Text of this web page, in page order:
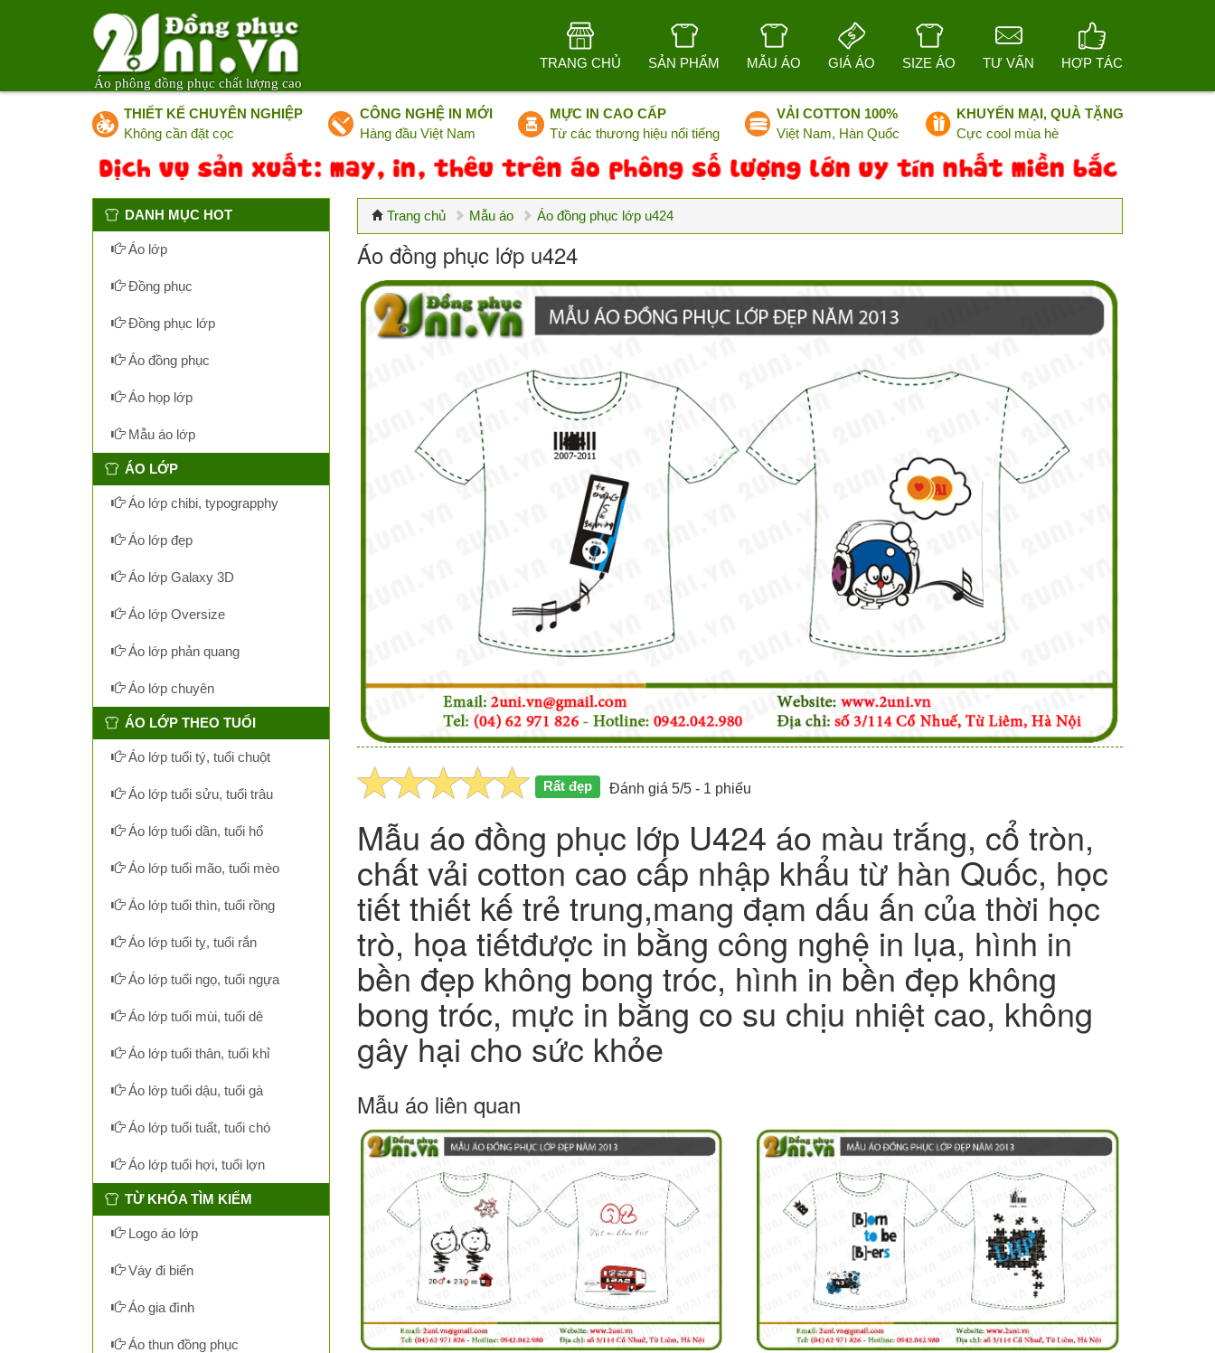
Áo phông đồng phục chất lượng cao
TRANG CHỦ SẢN PHẨM MẪU ÁO GIÁ ÁO SIZE ÁO TƯ VẤN HỢP TÁC
THIẾT KẾ CHUYÊN NGHIỆP
Không cần đặt cọc
CÔNG NGHỆ IN MỚI
Hàng đầu Việt Nam
MỰC IN CAO CẤP
Từ các thương hiệu nổi tiếng
VẢI COTTON 100%
Việt Nam, Hàn Quốc
KHUYẾN MẠI, QUÀ TẶNG
Cực cool mùa hè
Trang chủ Mẫu áo Áo đồng phục lớp u424
Áo đồng phục lớp u424
Rất đẹp Đánh giá 5/5 - 1 phiếu
Mẫu áo đồng phục lớp U424 áo màu trắng, cổ tròn,
chất vải cotton cao cấp nhập khẩu từ hàn Quốc, học
tiết thiết kế trẻ trung,mang đạm dấu ấn của thời học
trò, họa tiếtđược in bằng công nghệ in lụa, hình in
bền đẹp không bong tróc, hình in bền đẹp không
bong tróc, mực in bằng co su chịu nhiệt cao, không
gây hại cho sức khỏe
Mẫu áo liên quan
DANH MỤC HOT
Áo lớp
Đồng phục
Đồng phục lớp
Áo đồng phục
Áo họp lớp
Mẫu áo lớp
ÁO LỚP
Áo lớp chibi, typograpphy
Áo lớp đẹp
Áo lớp Galaxy 3D
Áo lớp Oversize
Áo lớp phản quang
Áo lớp chuyên
ÁO LỚP THEO TUỔI
Áo lớp tuổi tý, tuổi chuột
Áo lớp tuổi sửu, tuổi trâu
Áo lớp tuổi dần, tuổi hổ
Áo lớp tuổi mão, tuổi mèo
Áo lớp tuổi thìn, tuổi rồng
Áo lớp tuổi tỵ, tuổi rắn
Áo lớp tuổi ngọ, tuổi ngựa
Áo lớp tuổi mùi, tuổi dê
Áo lớp tuổi thân, tuổi khỉ
Áo lớp tuổi dậu, tuổi gà
Áo lớp tuổi tuất, tuổi chó
Áo lớp tuổi hợi, tuổi lợn
TỪ KHÓA TÌM KIẾM
Logo áo lớp
Váy đi biển
Áo gia đình
Áo thun đồng phục